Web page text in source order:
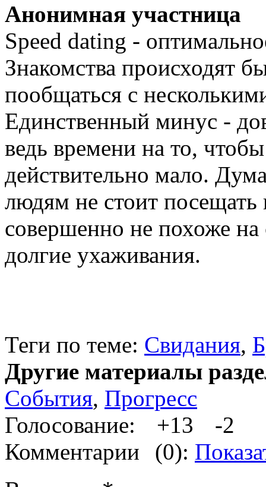
Анонимная участница
Speed dating -
Знакомства происходят
пообщаться с
Единственный минус -
ведь времени на то,
действительно мало.
людям не стоит посещать
совершенно не похоже
долгие ухаживания.
Теги по теме: Свидания,
Другие материалы
События, Прогресс
Голосование:
+13
-2
Комментарии
(0):